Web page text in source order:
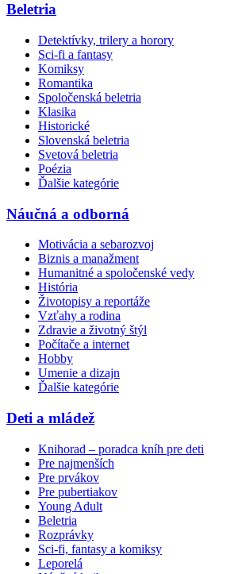
Beletria
Detektívky, trilery a horory
Sci-fi a fantasy
Komiksy
Romantika
Spoločenská beletria
Klasika
Historické
Slovenská beletria
Svetová beletria
Poézia
Ďalšie kategórie
Náučná a odborná
Motivácia a sebarozvoj
Biznis a manažment
Humanitné a spoločenské vedy
História
Životopisy a reportáže
Vzťahy a rodina
Zdravie a životný štýl
Počítače a internet
Hobby
Umenie a dizajn
Ďalšie kategórie
Deti a mládež
Knihorad – poradca kníh pre deti
Pre najmenších
Pre prvákov
Pre pubertiakov
Young Adult
Beletria
Rozprávky
Sci-fi, fantasy a komiksy
Leporelá